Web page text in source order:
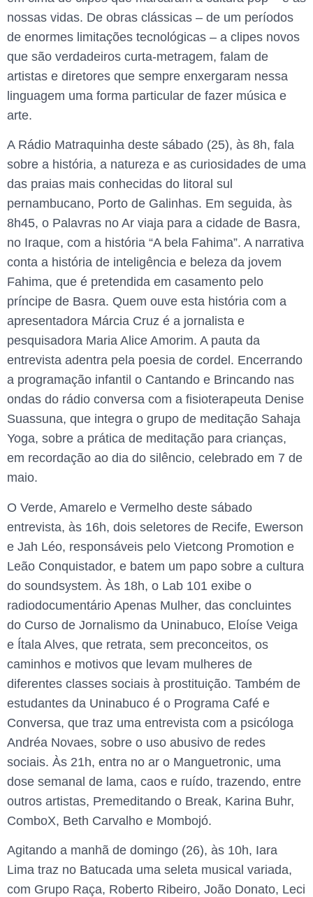
nossas vidas. De obras clássicas – de um períodos
de enormes limitações tecnológicas – a clipes novos
que são verdadeiros curta-metragem, falam de
artistas e diretores que sempre enxergaram nessa
linguagem uma forma particular de fazer música e
arte.
A Rádio Matraquinha deste sábado (25), às 8h, fala
sobre a história, a natureza e as curiosidades de uma
das praias mais conhecidas do litoral sul
pernambucano, Porto de Galinhas. Em seguida, às
8h45, o Palavras no Ar viaja para a cidade de Basra,
no Iraque, com a história “A bela Fahima”. A narrativa
conta a história de inteligência e beleza da jovem
Fahima, que é pretendida em casamento pelo
príncipe de Basra. Quem ouve esta história com a
apresentadora Márcia Cruz é a jornalista e
pesquisadora Maria Alice Amorim. A pauta da
entrevista adentra pela poesia de cordel. Encerrando
a programação infantil o Cantando e Brincando nas
ondas do rádio conversa com a fisioterapeuta Denise
Suassuna, que integra o grupo de meditação Sahaja
Yoga, sobre a prática de meditação para crianças,
em recordação ao dia do silêncio, celebrado em 7 de
maio.
O Verde, Amarelo e Vermelho deste sábado
entrevista, às 16h, dois seletores de Recife, Ewerson
e Jah Léo, responsáveis pelo Vietcong Promotion e
Leão Conquistador, e batem um papo sobre a cultura
do soundsystem. Às 18h, o Lab 101 exibe o
radiodocumentário Apenas Mulher, das concluintes
do Curso de Jornalismo da Uninabuco, Eloíse Veiga
e Ítala Alves, que retrata, sem preconceitos, os
caminhos e motivos que levam mulheres de
diferentes classes sociais à prostituição. Também de
estudantes da Uninabuco é o Programa Café e
Conversa, que traz uma entrevista com a psicóloga
Andréa Novaes, sobre o uso abusivo de redes
sociais. Às 21h, entra no ar o Manguetronic, uma
dose semanal de lama, caos e ruído, trazendo, entre
outros artistas, Premeditando o Break, Karina Buhr,
ComboX, Beth Carvalho e Mombojó.
Agitando a manhã de domingo (26), às 10h, Iara
Lima traz no Batucada uma seleta musical variada,
com Grupo Raça, Roberto Ribeiro, João Donato, Leci